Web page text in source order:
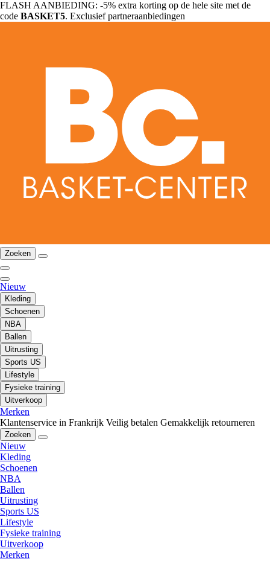
FLASH AANBIEDING: -5% extra korting op de hele site met de
code BASKET5. Exclusief partneraanbiedingen
Zoeken
Nieuw
Kleding
Schoenen
NBA
Ballen
Uitrusting
Sports US
Lifestyle
Fysieke training
Uitverkoop
Merken
Klantenservice in Frankrijk Veilig betalen Gemakkelijk retourneren
Zoeken
Nieuw
Kleding
Schoenen
NBA
Ballen
Uitrusting
Sports US
Lifestyle
Fysieke training
Uitverkoop
Merken